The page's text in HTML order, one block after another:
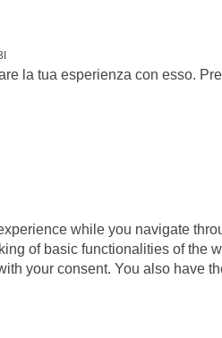
la tua esperienza con esso.
while you navigate
of basic functionalities of
your consent. You also have